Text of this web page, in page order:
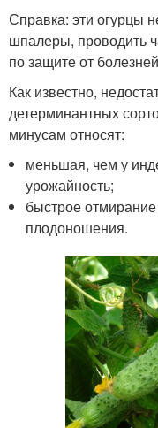
Справка: эти огурцы
шпалеры, проводить
по защите от
Как известно,
детерминантных
минусам относят:
меньшая, чем у
урожайность;
быстрое отмирание
плодоношения.